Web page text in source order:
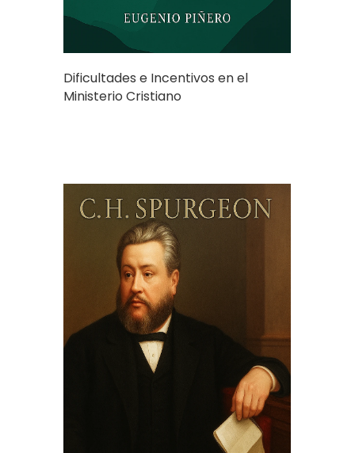
Dificultades e Incentivos en el
Ministerio Cristiano